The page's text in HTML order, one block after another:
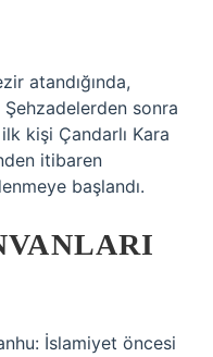
atandığında,
sonra
kişi Çandarlı Kara
itibaren
başlandı.
İslamiyet öncesi